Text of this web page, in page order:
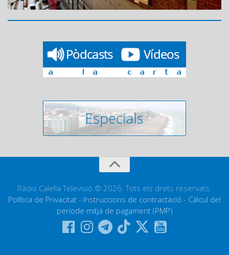
Ràdio Calella Televisió © 2026. Tots els drets reservats.
Política de Privacitat - Instruccions de contractació - Càlcul del
període mitjà de pagament (PMP)